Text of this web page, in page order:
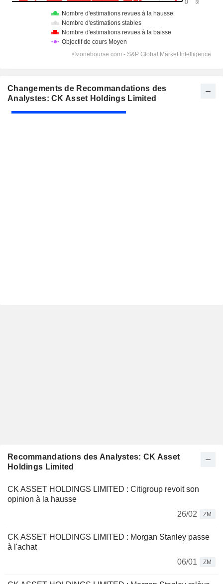
Changements de Recommandations des
Analystes: CK Asset Holdings Limited
Recommandations des Analystes: CK Asset
Holdings Limited
CK ASSET HOLDINGS LIMITED : Citigroup revoit son
opinion à la hausse
26/02
ZM
CK ASSET HOLDINGS LIMITED : Morgan Stanley passe
à l'achat
06/01
ZM